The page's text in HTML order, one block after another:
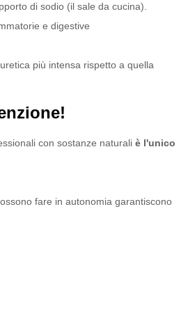
di sodio (il sale da cucina).
e digestive
più intensa rispetto a quella
con sostanze naturali è l'unico
fare in autonomia garantiscono